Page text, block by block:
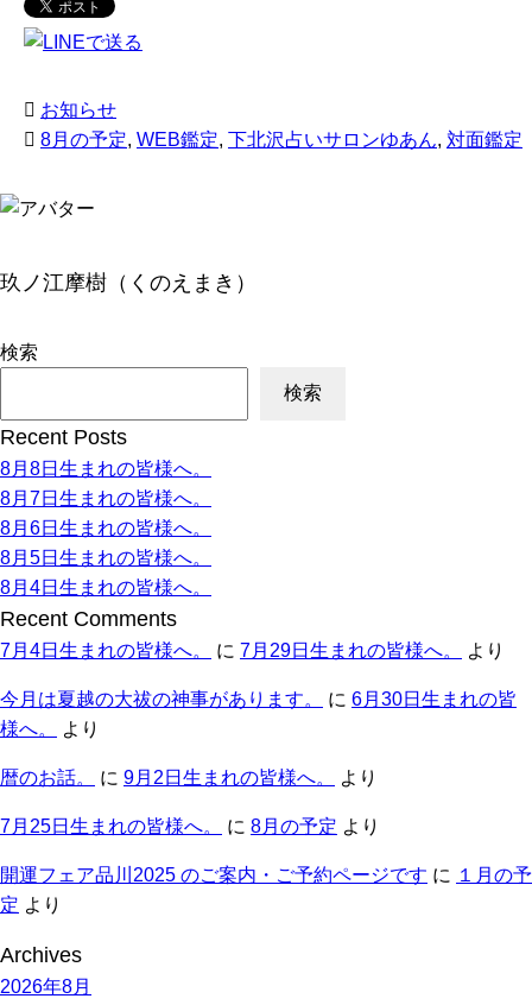
お知らせ
8月の予定, WEB鑑定, 下北沢占いサロンゆあん, 対面鑑定
玖ノ江摩樹（くのえまき）
検索
検索
Recent Posts
8月8日生まれの皆様へ。
8月7日生まれの皆様へ。
8月6日生まれの皆様へ。
8月5日生まれの皆様へ。
8月4日生まれの皆様へ。
Recent Comments
7月4日生まれの皆様へ。 に 7月29日生まれの皆様へ。 より
今月は夏越の大祓の神事があります。 に 6月30日生まれの皆
様へ。
より
暦のお話。 に 9月2日生まれの皆様へ。 より
7月25日生まれの皆様へ。 に 8月の予定 より
開運フェア品川2025 のご案内・ご予約ページです に １月の予
定 より
Archives
2026年8月